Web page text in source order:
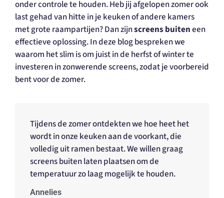
onder controle te houden. Heb jij afgelopen zomer ook
last gehad van hitte in je keuken of andere kamers
met grote raampartijen? Dan zijnscreens buiteneen
effectieve oplossing. In deze blog bespreken we
waarom het slim is om juist in de herfst of winter te
investeren in zonwerende screens, zodat je voorbereid
bent voor de zomer.
Tijdens de zomer ontdekten we hoe heet het
wordt in onze keuken aan de voorkant, die
volledig uit ramen bestaat. We willen graag
screens buiten laten plaatsen om de
temperatuur zo laag mogelijk te houden.
Annelies